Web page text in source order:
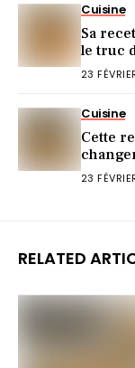
Cuisine
Sa
le truc
monde
23
Cuisine
Cette
23
RELATED